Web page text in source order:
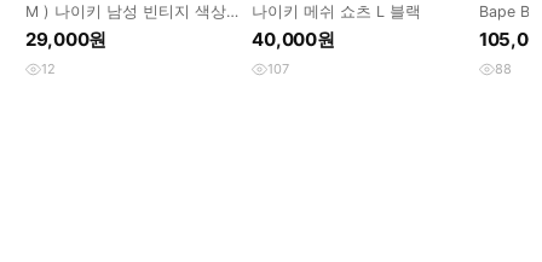
M ) 나이키 남성 빈티지 색상
트랙 반바지
29,000원
12
나이키 메쉬 쇼츠 L 블랙
40,000원
107
Bape
XL
88